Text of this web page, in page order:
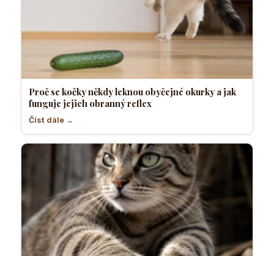
Proč se kočky někdy leknou obyčejné okurky a jak
funguje jejich obranný reflex
Číst dále →